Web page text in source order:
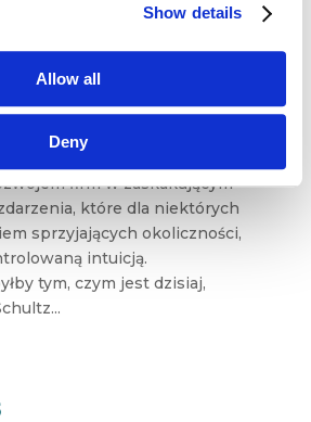
Show details
Allow all
Deny
czy intuicja?
Artykuły,Wiedza
firm w zaskakującym
które dla niektórych
sprzyjających okoliczności,
intuicją.
tym, czym jest dzisiaj,